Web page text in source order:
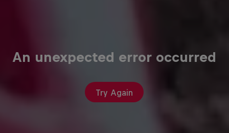
An unexpected error occurred
Try Again